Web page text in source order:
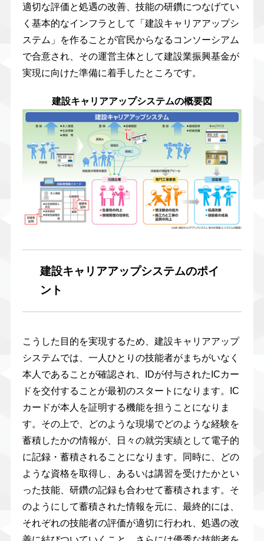
適切な評価と処遇の改善、技能の研鑽につなげてい
く基本的なインフラとして「建設キャリアアップシ
ステム」を作ることが官民からなるコンソーシアム
で合意され、その運営主体として建設業振興基金が
実現に向けた準備に着手したところです。
建設キャリアアップシステムの概要図
建設キャリアアップシステムのポイ
ント
こうした目的を実現するため、建設キャリアアップ
システムでは、一人ひとりの技能者がまちがいなく
本人であることが確認され、IDが付与されたICカー
ドを交付することが最初のスタートになります。IC
カードが本人を証明する機能を担うことになりま
す。その上で、どのような現場でどのような経験を
蓄積したかの情報が、日々の就労実績として電子的
に記録・蓄積されることになります。同時に、どの
ような資格を取得し、あるいは講習を受けたかとい
った技能、研鑽の記録も合わせて蓄積されます。そ
のようにして蓄積された情報を元に、最終的には、
それぞれの技能者の評価が適切に行われ、処遇の改